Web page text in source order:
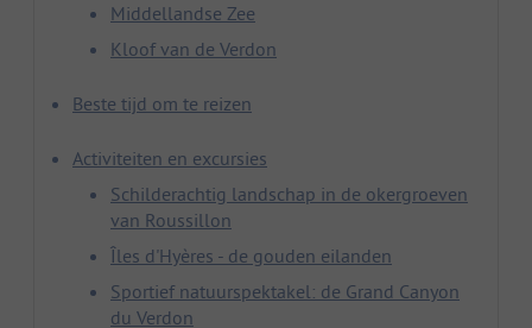
Middellandse Zee
Kloof van de Verdon
Beste tijd om te reizen
Activiteiten en excursies
Schilderachtig landschap in de okergroeven
van Roussillon
Îles d'Hyères - de gouden eilanden
Sportief natuurspektakel: de Grand Canyon
du Verdon